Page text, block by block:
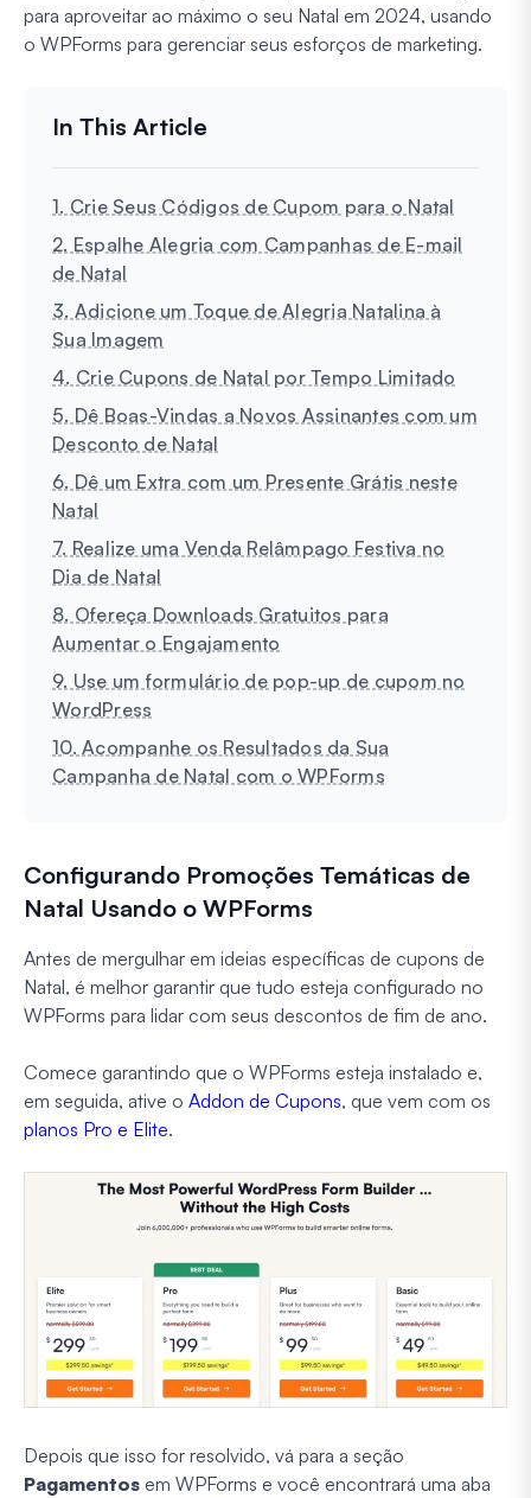
para aproveitar ao máximo o seu Natal em 2024, usando
o WPForms para gerenciar seus esforços de marketing.
1. Crie Seus Códigos de Cupom para o Natal
2. Espalhe Alegria com Campanhas de E-mail
de Natal
3. Adicione um Toque de Alegria Natalina à
Sua Imagem
4. Crie Cupons de Natal por Tempo Limitado
5. Dê Boas-Vindas a Novos Assinantes com um
Desconto de Natal
6. Dê um Extra com um Presente Grátis neste
Natal
7. Realize uma Venda Relâmpago Festiva no
Dia de Natal
8. Ofereça Downloads Gratuitos para
Aumentar o Engajamento
9. Use um formulário de pop-up de cupom no
WordPress
10. Acompanhe os Resultados da Sua
Campanha de Natal com o WPForms
Configurando Promoções Temáticas de
Natal Usando o WPForms
Antes de mergulhar em ideias específicas de cupons de
Natal, é melhor garantir que tudo esteja configurado no
WPForms para lidar com seus descontos de fim de ano.
Comece garantindo que o WPForms esteja instalado e,
em seguida, ative o Addon de Cupons, que vem com os
planos Pro e Elite.
Depois que isso for resolvido, vá para a seção
Pagamentos em WPForms e você encontrará uma aba